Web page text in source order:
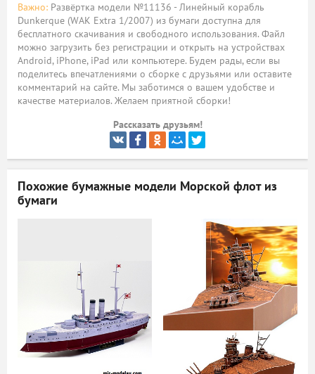
Важно: Развёртка модели №11136 - Линейный корабль
Dunkerque (WAK Extra 1/2007) из бумаги доступна для
бесплатного скачивания и свободного использования. Файл
можно загрузить без регистрации и открыть на устройствах
Android, iPhone, iPad или компьютере. Будем рады, если вы
поделитесь впечатлениями о сборке с друзьями или оставите
комментарий на сайте. Мы заботимся о вашем удобстве и
качестве материалов. Желаем приятной сборки!
Рассказать друзьям!
Похожие бумажные модели Морской флот из
бумаги